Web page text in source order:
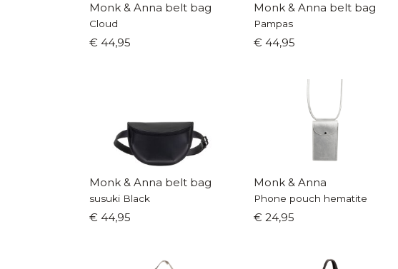
Monk & Anna belt bag
Cloud
€ 44,95
Monk & Anna belt bag
Pampas
€ 44,95
Monk & Anna belt bag
susuki Black
€ 44,95
Monk & Anna
Phone pouch hematite
€ 24,95